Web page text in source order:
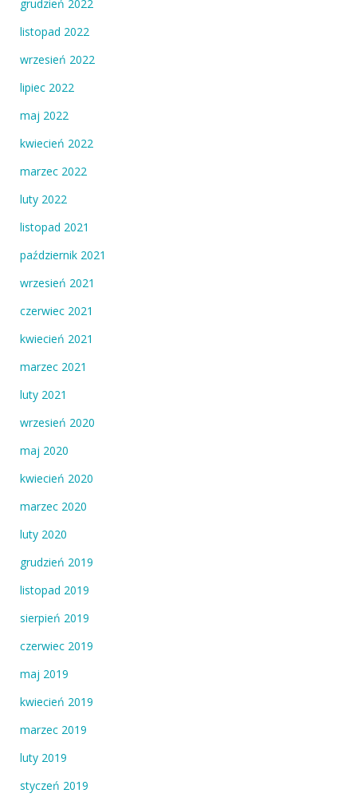
grudzień 2022
listopad 2022
wrzesień 2022
lipiec 2022
maj 2022
kwiecień 2022
marzec 2022
luty 2022
listopad 2021
październik 2021
wrzesień 2021
czerwiec 2021
kwiecień 2021
marzec 2021
luty 2021
wrzesień 2020
maj 2020
kwiecień 2020
marzec 2020
luty 2020
grudzień 2019
listopad 2019
sierpień 2019
czerwiec 2019
maj 2019
kwiecień 2019
marzec 2019
luty 2019
styczeń 2019